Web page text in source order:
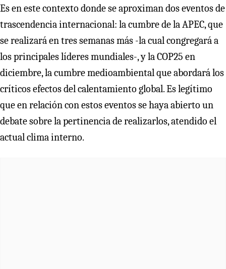
Es en este contexto donde se aproximan dos eventos de
trascendencia internacional: la cumbre de la APEC, que
se realizará en tres semanas más -la cual congregará a
los principales líderes mundiales-, y la COP25 en
diciembre, la cumbre medioambiental que abordará los
críticos efectos del calentamiento global. Es legítimo
que en relación con estos eventos se haya abierto un
debate sobre la pertinencia de realizarlos, atendido el
actual clima interno.